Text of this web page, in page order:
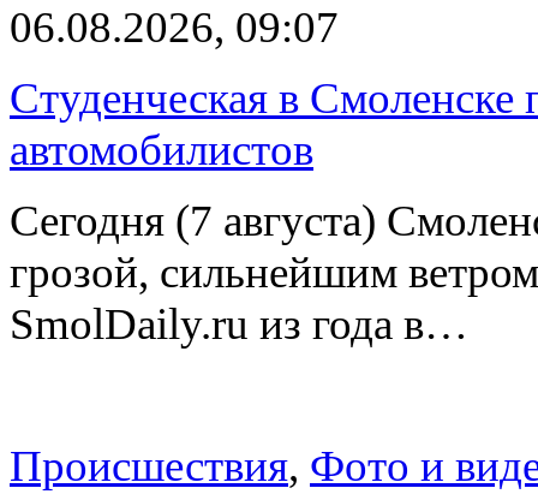
06.08.2026, 09:07
Студенческая в Смоленске
автомобилистов
Сегодня (7 августа)
грозой, сильнейшим
SmolDaily.ru из года в…
Происшествия, Фото и